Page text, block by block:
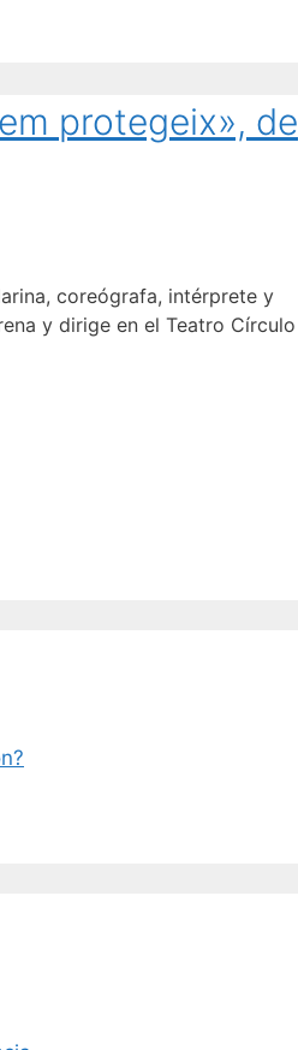
protegeix», de
coreógrafa, intérprete y
y dirige en el Teatro Círculo